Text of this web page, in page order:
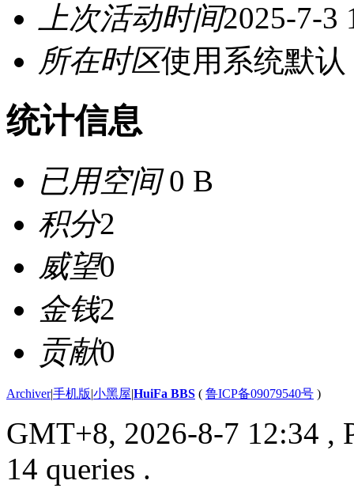
上次活动时间2025-7-3
所在时区使用系统默认
统计信息
已用空间0 B
积分2
威望0
金钱2
贡献0
Archiver|手机版|小黑屋|HuiFa BBS ( 鲁ICP备09079540号 )
GMT+8, 2026-8-7 12:34 ,
14 queries .